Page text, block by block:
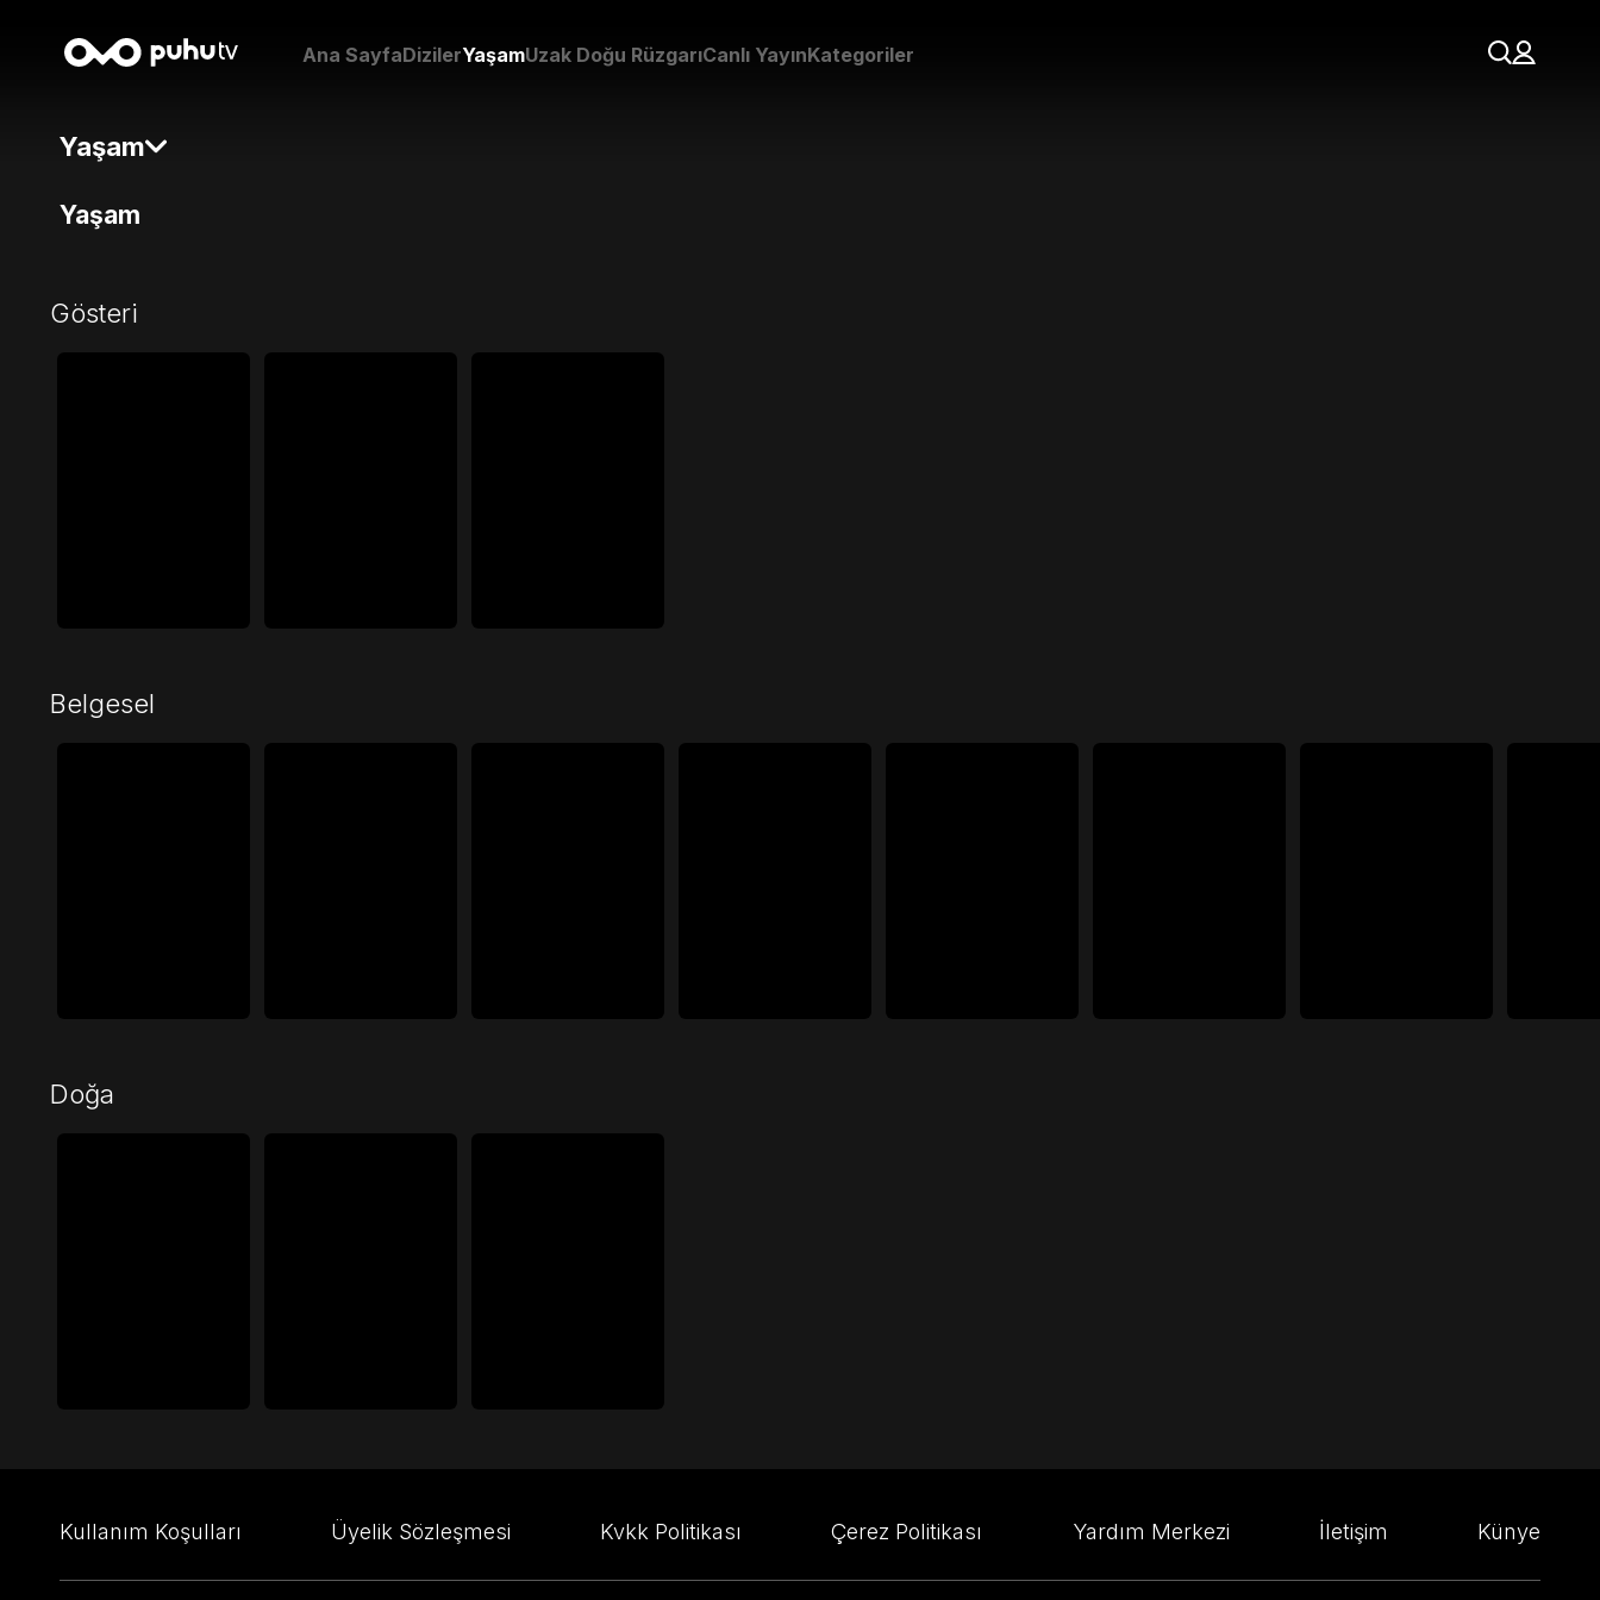
Ana SayfaDizilerYaşamUzak Doğu RüzgarıCanlı YayınKategoriler
Yaşam
Yaşam
Gösteri
Belgesel
Doğa
Kullanım Koşulları Üyelik Sözleşmesi Kvkk Politikası Çerez Politikası Yardım Merkezi İletişim Künye